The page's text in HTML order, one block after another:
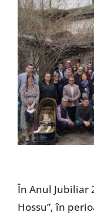
În Anul Jubiliar
Hossu”, în